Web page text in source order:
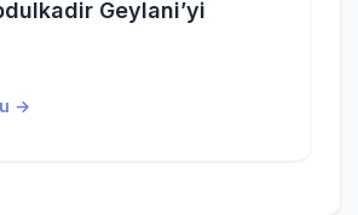
Geylani’yi
→